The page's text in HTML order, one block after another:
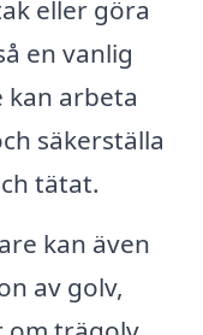
eller göra
en vanlig
kan arbeta
säkerställa
tätat.
kan även
av golv,